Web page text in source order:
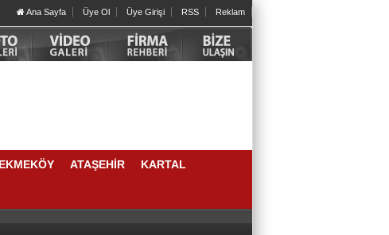
Ana Sayfa Üye Ol Üye Girişi RSS Reklam
ATAŞEHİR KARTAL
Cengiz HORTOĞLU
Yeni yılda öyle bir iyilik yap ki sen